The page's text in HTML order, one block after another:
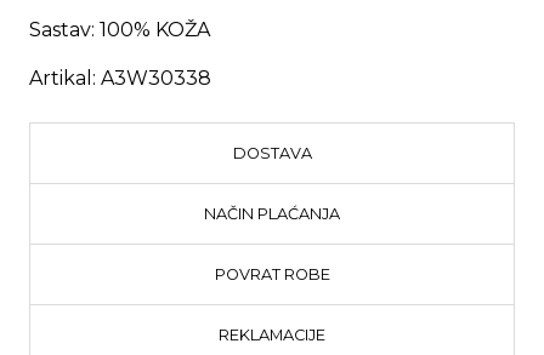
Sastav: 100% KOŽA
Artikal: A3W30338
DOSTAVA
NAČIN PLAĆANJA
POVRAT ROBE
REKLAMACIJE